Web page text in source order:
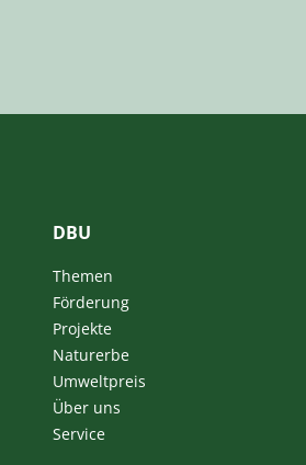
DBU
Themen
Förderung
Projekte
Naturerbe
Umweltpreis
Über uns
Service